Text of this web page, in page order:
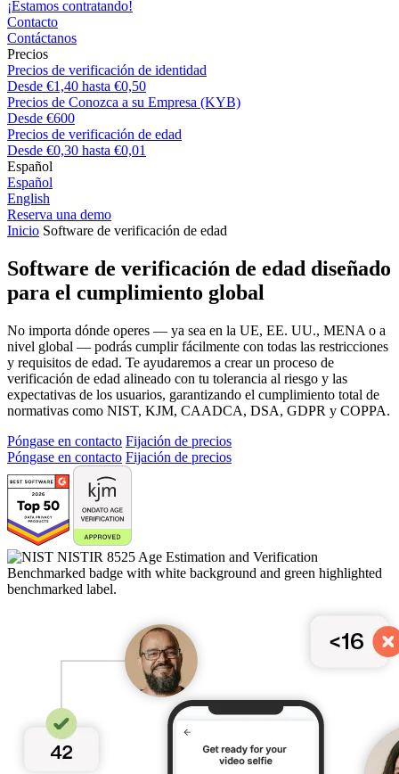
¡Estamos contratando!
Contacto
Contáctanos
Precios
Precios de verificación de identidad
Desde €1,40 hasta €0,50
Precios de Conozca a su Empresa (KYB)
Desde €600
Precios de verificación de edad
Desde €0,30 hasta €0,01
Español
Español
English
Reserva una demo
Inicio Software de verificación de edad
Software de verificación de edad diseñado
para el cumplimiento global
No importa dónde operes — ya sea en la UE, EE. UU., MENA o a
nivel global — podrás cumplir fácilmente con todas las restricciones
y requisitos de edad. Te ayudaremos a crear un proceso de
verificación de edad alineado con tu tolerancia al riesgo y las
expectativas de los usuarios, garantizando el cumplimiento total de
normativas como NIST, KJM, CAADCA, DSA, GDPR y COPPA.
Póngase en contacto Fijación de precios
Póngase en contacto Fijación de precios